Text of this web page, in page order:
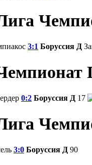
3:1 Боруссия Д
0:2 Боруссия Д 17
3:0 Боруссия Д 90